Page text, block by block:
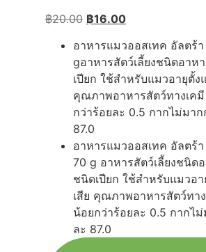
฿20.00 Original
was:
฿20.00.
฿16.00Current
is:
฿16.00.
อาหารแมวออสเทค อัลตร้
gอาหารสัตว์เลี้ยงชนิดอาห
เปียก ใช้สำหรับแมวอายุตั้
คุณภาพอาหารสัตว์ทางเค
กว่าร้อยละ 0.5 กากไม่มา
87.0
อาหารแมวออสเทค อัลตร้
70 g อาหารสัตว์เลี้ยงชนิด
ชนิดเปียก ใช้สำหรับแมวอ
เสีย คุณภาพอาหารสัตว์ทา
น้อยกว่าร้อยละ 0.5 กากไ
ละ 87.0